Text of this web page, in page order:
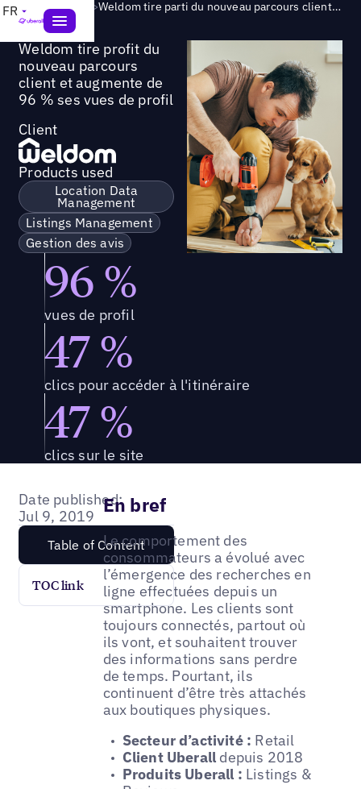
FR Success Story > Weldom tire parti du nouveau parcours client et augmente le nombre de vues de profil de 96 %
Weldom tire profit du
nouveau parcours
client et augmente de
96 % ses vues de profil
Client
Products used
Location Data
Management
Listings Management
Gestion des avis
96 %
vues de profil
47 %
clics pour accéder à l'itinéraire
47 %
clics sur le site
Date published:
Jul 9, 2019
Table of Content
TOC link
En bref
Le comportement des
consommateurs a évolué avec
l’émergence des recherches en
ligne effectuées depuis un
smartphone. Les clients sont
toujours connectés, partout où
ils vont, et souhaitent trouver
des informations sans perdre
de temps. Pourtant, ils
continuent d’être très attachés
aux boutiques physiques.
Secteur d’activité : Retail
Client Uberall depuis 2018
Produits Uberall : Listings &